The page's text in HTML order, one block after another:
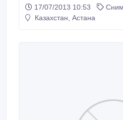
Сейфуллина........Чистоту и
гарантируем!.....рассмотрим
17/07/2013 10:53
Казахстан, Астана